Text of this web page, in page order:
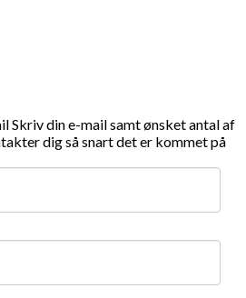
Skriv din e-mail samt ønsket antal af
dig så snart det er kommet på